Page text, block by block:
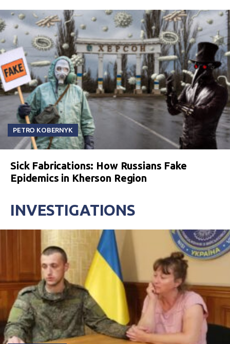
PETRO KOBERNYK
Sick Fabrications: How Russians Fake
Epidemics in Kherson Region
INVESTIGATIONS